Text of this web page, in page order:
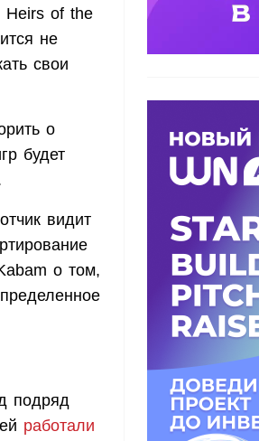
Heirs of the
не
свои
о
будет
видит
о том,
подряд
работали